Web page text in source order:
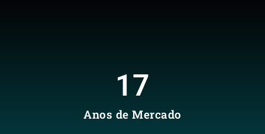
Anos de Mercado
17